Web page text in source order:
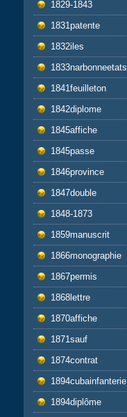
1829-1843
1831patente
1832iles
1833narbonneetats
1841feuilleton
1842diplome
1845affiche
1845passe
1846province
1847double
1848-1873
1859manuscrit
1866monographie
1867permis
1868lettre
1870affiche
1871sauf
1874contrat
1894cubainfanterie
1894diplôme